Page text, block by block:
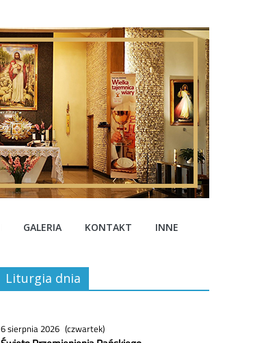
GALERIA KONTAKT INNE
Liturgia dnia